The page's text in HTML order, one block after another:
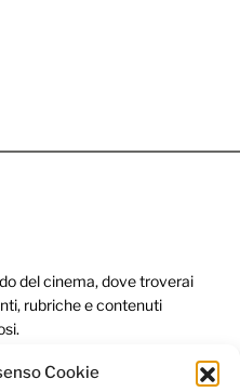
Cookie
del cinema, dove troverai
rubriche e contenuti